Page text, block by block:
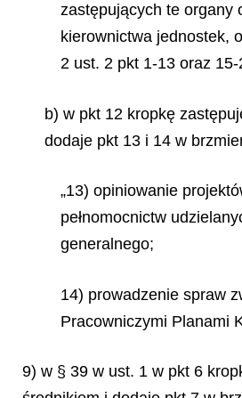
zastępujących te organy
kierownictwa jednostek,
2 ust. 2 pkt 1-13 oraz 15-
b) w pkt 12 kropkę
dodaje pkt 13 i 14 w
„13) opiniowanie
pełnomocnictw
generalnego;
14) prowadzenie spraw
Pracowniczymi Planami
9) w § 39 w ust. 1 w pkt 6